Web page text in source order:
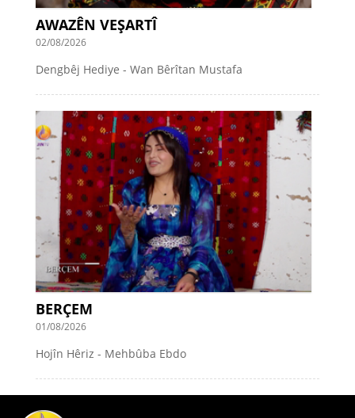
AWAZÊN VEŞARTÎ
02/08/2026
Dengbêj Hediye - Wan Bêrîtan Mustafa
BERÇEM
01/08/2026
Hojîn Hêriz - Mehbûba Ebdo